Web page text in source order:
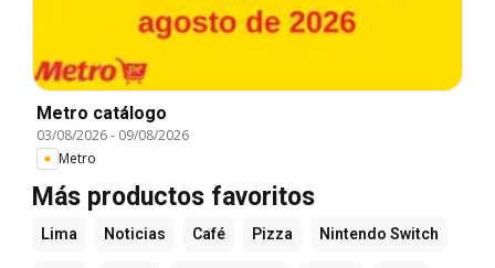
Metro catálogo
03/08/2026- 09/08/2026
Metro
Más productos favoritos
Lima Noticias Café Pizza Nintendo Switch